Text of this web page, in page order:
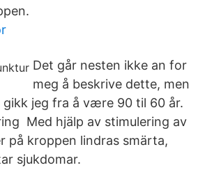
Det går nesten ikke an for
meg å beskrive dette, men
gikk jeg fra å være 90 til 60 år.
Med hjälp av stimulering av
på kroppen lindras smärta,
sjukdomar.